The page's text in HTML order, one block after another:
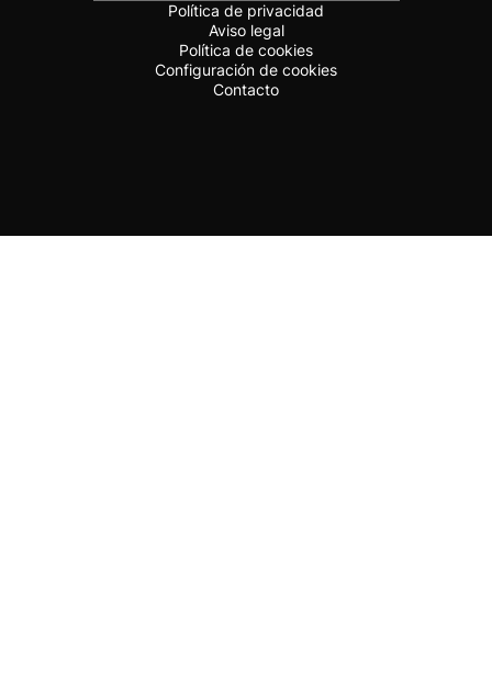
Política de privacidad
Aviso legal
Política de cookies
Configuración de cookies
Contacto